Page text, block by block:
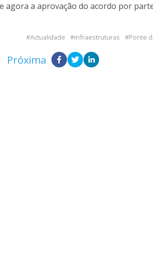
agora a aprovação do acordo por
Actualidade infraestruturas Ponte
Próxima